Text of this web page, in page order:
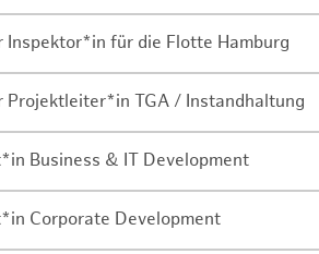
Inspektor*in für die Flotte Hamburg
Projektleiter*in TGA / Instandhaltung
Business & IT Development
Corporate Development